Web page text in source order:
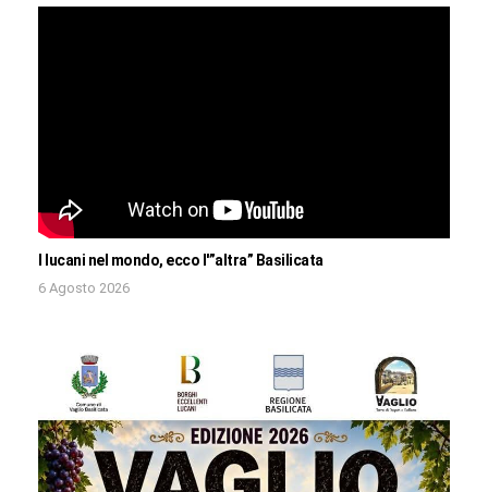
I lucani nel mondo, ecco l'”altra” Basilicata
6 Agosto 2026